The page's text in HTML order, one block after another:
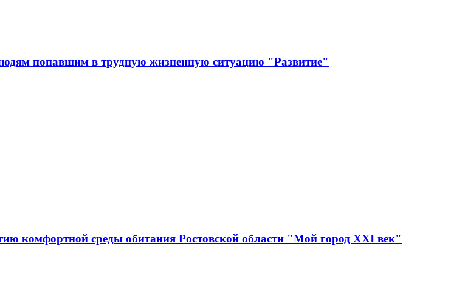
попавшим в трудную жизненную ситуацию "Развитие"
комфортной среды обитания Ростовской области "Мой город XXI век"